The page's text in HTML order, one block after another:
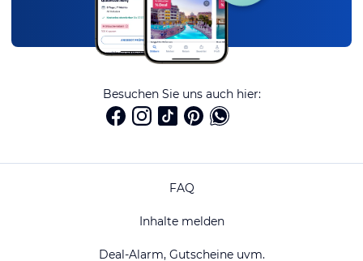
Besuchen Sie uns auch hier:
FAQ
Inhalte melden
Deal-Alarm, Gutscheine uvm.